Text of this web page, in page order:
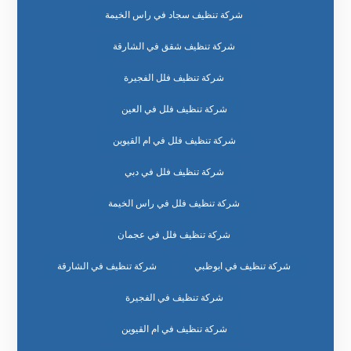
شركة تنظيف سجاد في راس الخيمة
شركة تنظيف شقق في الشارقة
شركة تنظيف فلل الفجيرة
شركة تنظيف فلل في العين
شركة تنظيف فلل في ام القيوين
شركة تنظيف فلل في دبي
شركة تنظيف فلل في راس الخيمة
شركة تنظيف فلل في عجمان
شركة تنظيف في ابوظبي شركة تنظيف في الشارقة
شركة تنظيف في الفجيرة
شركة تنظيف في ام القيوين